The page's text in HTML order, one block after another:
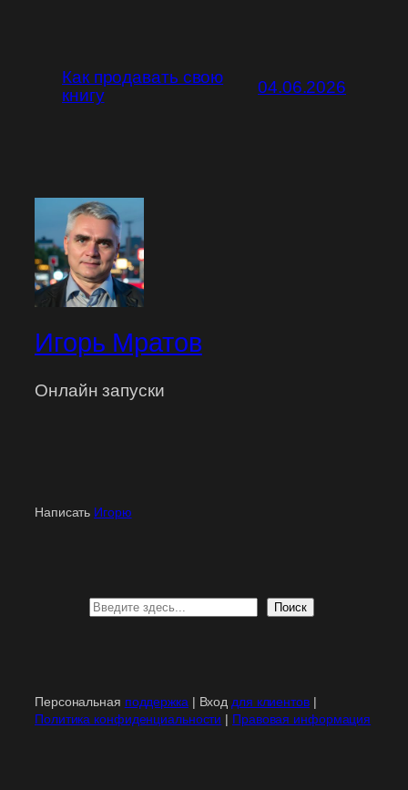
Как продавать свою
книгу
04.06.2026
Игорь Мратов
Онлайн запуски
Написать Игорю
Поиск Поиск
Персональная поддержка| Входдля клиентов|
Политика конфиденциальности | Правовая информация